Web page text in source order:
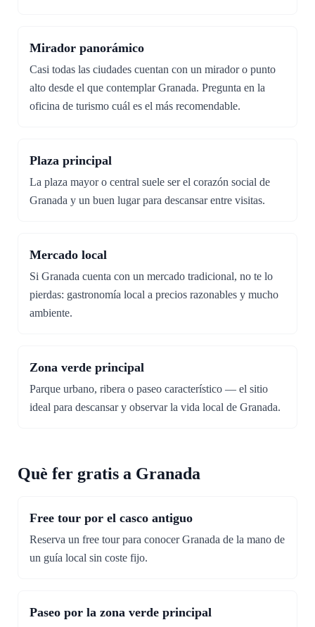
Mirador panorámico
Casi todas las ciudades cuentan con un mirador o punto
alto desde el que contemplar Granada. Pregunta en la
oficina de turismo cuál es el más recomendable.
Plaza principal
La plaza mayor o central suele ser el corazón social de
Granada y un buen lugar para descansar entre visitas.
Mercado local
Si Granada cuenta con un mercado tradicional, no te lo
pierdas: gastronomía local a precios razonables y mucho
ambiente.
Zona verde principal
Parque urbano, ribera o paseo característico — el sitio
ideal para descansar y observar la vida local de Granada.
Què fer gratis a Granada
Free tour por el casco antiguo
Reserva un free tour para conocer Granada de la mano de
un guía local sin coste fijo.
Paseo por la zona verde principal